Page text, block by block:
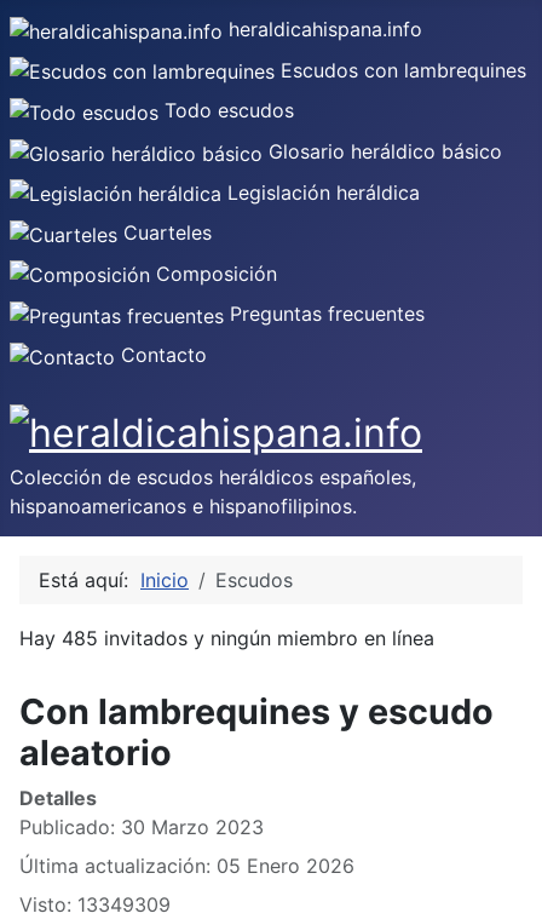
heraldicahispana.info
Escudos con lambrequines
Todo escudos
Glosario heráldico básico
Legislación heráldica
Cuarteles
Composición
Preguntas frecuentes
Contacto
Colección de escudos heráldicos españoles,
hispanoamericanos e hispanofilipinos.
Está aquí: Inicio Escudos
Hay 485 invitados y ningún miembro en línea
Con lambrequines y escudo
aleatorio
Detalles
Publicado: 30 Marzo 2023
Última actualización: 05 Enero 2026
Visto: 13349309